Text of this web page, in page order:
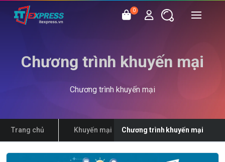
0
Chương trình khuyến mại
Chương trình khuyến mại
Trang chủ Khuyến mại Chương trình khuyến mại